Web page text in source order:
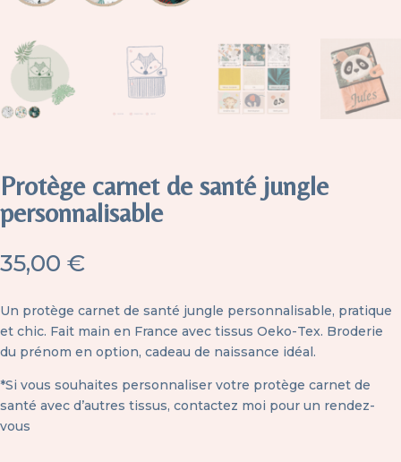
Protège carnet de santé jungle
personnalisable
35,00 €
Un protège carnet de santé jungle personnalisable, pratique
et chic. Fait main en France avec tissus Oeko-Tex. Broderie
du prénom en option, cadeau de naissance idéal.
*Si vous souhaites personnaliser votre protège carnet de
santé avec d’autres tissus, contactez moi pour un rendez-
vous